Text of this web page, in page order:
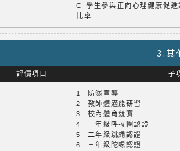
C 學生參與正向心理健康促進
比率
3.其
評價項目 子
1. 防溺宣導
2. 教師體適能研習
3. 校內體育競賽
4. 一年級呼拉圈認證
5. 二年級跳繩認證
6. 三年級陀螺認證